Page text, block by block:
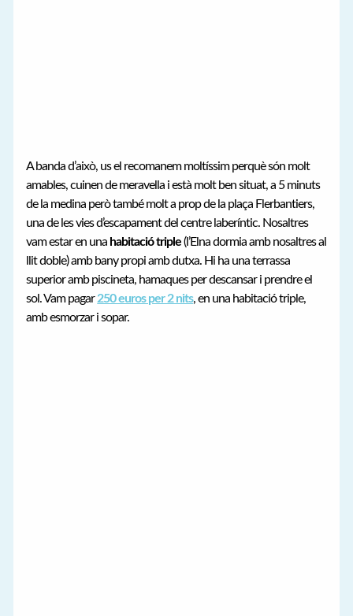
A banda d’això, us el recomanem moltíssim perquè són molt
amables, cuinen de meravella i està molt ben situat, a 5 minuts
de la medina però també molt a prop de la plaça Flerbantiers,
una de les vies d’escapament del centre laberíntic. Nosaltres
vam estar en una habitació triple(l’Elna dormia amb nosaltres al
llit doble) amb bany propi amb dutxa. Hi ha una terrassa
superior amb piscineta, hamaques per descansar i prendre el
sol. Vam pagar250 euros per 2 nits, en una habitació triple,
amb esmorzar i sopar.